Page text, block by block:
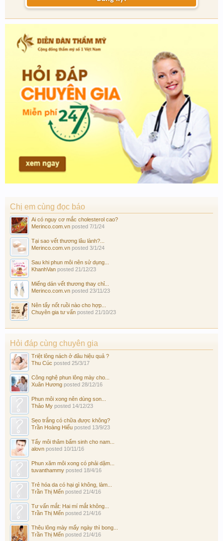
Chị em cùng đọc báo
Ai có nguy cơ mắc cholesterol cao?
Merinco.com.vn posted 7/1/24
Tại sao vết thương lâu lành?...
Merinco.com.vn posted 3/1/24
Sau khi phun môi nên sử dụng...
KhanhVan posted 21/12/23
Miếng dán vết thương thay chỉ...
Merinco.com.vn posted 23/11/23
Nên tẩy nốt ruồi nào cho hợp...
Chuyên gia tư vấn posted 21/10/23
Hỏi đáp cùng chuyên gia
Triệt lông nách ở đâu hiệu quả ?
Thu Cúc posted 25/3/17
Công nghệ phun lông mày cho...
Xuân Hương posted 28/12/16
Phun môi xong nên dùng son...
Thảo My posted 14/12/23
Sẹo trắng có chữa được không?
Trần Hoàng Hiếu posted 13/9/23
Tẩy môi thâm bẩm sinh cho nam...
alovn posted 10/11/16
Phun xăm môi xong có phải dặm...
tuvanthammy posted 18/4/16
Trẻ hóa da có hại gì không, làm...
Trần Thị Mến posted 21/4/16
Tư vấn mắt: Hai mí mắt không...
Trần Thị Mến posted 21/4/16
Thêu lông mày mấy ngày thì bong...
Trần Thị Mến posted 21/4/16